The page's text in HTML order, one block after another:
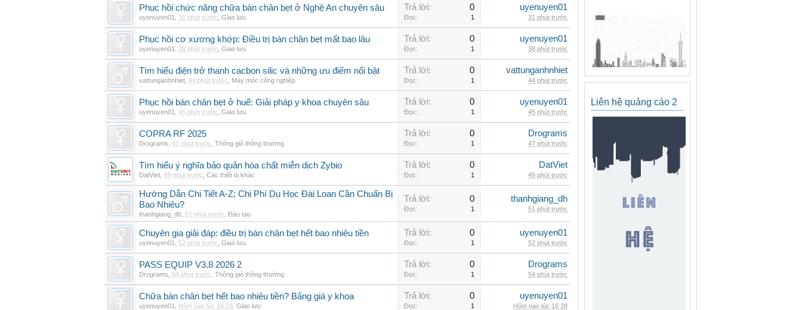
Phục hồi chức năng chữa bàn chân bẹt ở Nghệ An chuyên sâu
uyenuyen01 31 phút trước Giao lưu
Trả lời: 0
Đọc: 1
uyenuyen01
31 phút trước
Phục hồi cơ xương khớp: Điều trị bàn chân bẹt mất bao lâu
uyenuyen01 38 phút trước Giao lưu
Trả lời: 0
Đọc: 1
uyenuyen01
38 phút trước
Tìm hiểu điện trở thanh cacbon silic và những ưu điểm nổi bật
vattunganhnhiet 44 phút trước Máy móc công nghiệp
Trả lời: 0
Đọc: 1
vattunganhnhiet
44 phút trước
Phục hồi bàn chân bẹt ở huế: Giải pháp y khoa chuyên sâu
uyenuyen01 45 phút trước Giao lưu
Trả lời: 0
Đọc: 1
uyenuyen01
45 phút trước
COPRA RF 2025
Drograms 47 phút trước Thông gió thông thường
Trả lời: 0
Đọc: 1
Drograms
47 phút trước
Tìm hiểu ý nghĩa bảo quản hóa chất miễn dịch Zybio
DatViet 49 phút trước Các thiết bị khác
Trả lời: 0
Đọc: 1
DatViet
49 phút trước
Hướng Dẫn Chi Tiết A-Z: Chi Phí Du Học Đài Loan Cần Chuẩn Bị
Bao Nhiêu?
thanhgiang_dh 51 phút trước Đào tạo
Trả lời: 0
Đọc: 1
thanhgiang_dh
51 phút trước
Chuyên gia giải đáp: điều trị bàn chân bẹt hết bao nhiêu tiền
uyenuyen01 52 phút trước Giao lưu
Trả lời: 0
Đọc: 1
uyenuyen01
52 phút trước
PASS EQUIP V3.8 2026 2
Drograms 54 phút trước Thông gió thông thường
Trả lời: 0
Đọc: 1
Drograms
54 phút trước
Chữa bàn chân bẹt hết bao nhiêu tiền? Bảng giá y khoa
uyenuyen01 Hôm nay lúc 16:28 Giao lưu
Trả lời: 0
Đọc: 1
uyenuyen01
Hôm nay lúc 16:28
Liên hệ quảng cáo 2